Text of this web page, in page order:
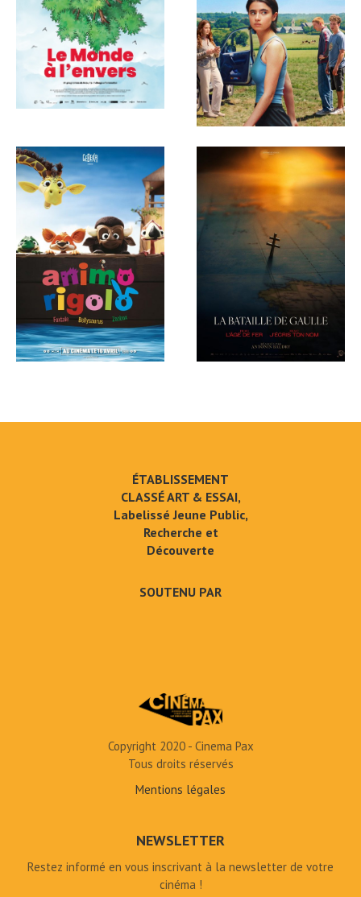
ÉTABLISSEMENT
CLASSÉ ART & ESSAI,
Labelissé Jeune Public,
Recherche et
Découverte
SOUTENU PAR
Copyright 2020 - Cinema Pax
Tous droits réservés
Mentions légales
NEWSLETTER
Restez informé en vous inscrivant à la newsletter de votre
cinéma !